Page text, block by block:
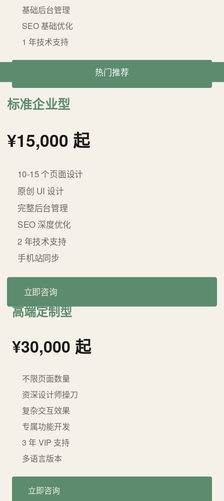
基础后台管理
SEO 基础优化
1 年技术支持
热门推荐
标准企业型
¥15,000 起
10-15 个页面设计
原创 UI 设计
完整后台管理
SEO 深度优化
2 年技术支持
手机站同步
立即咨询
高端定制型
¥30,000 起
不限页面数量
资深设计师操刀
复杂交互效果
专属功能开发
3 年 VIP 支持
多语言版本
立即咨询